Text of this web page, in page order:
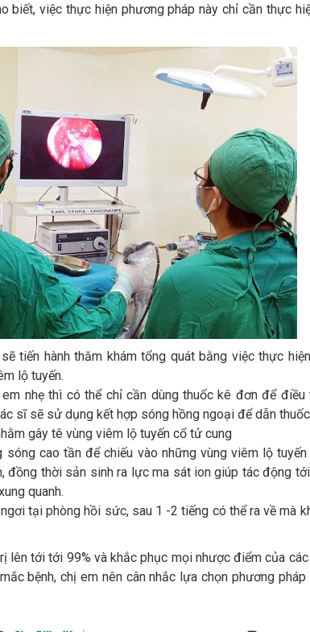
biết, việc thực hiện phương pháp này chỉ cần thực
tiến hành thăm khám tổng quát bằng việc thực
lộ tuyến.
nhẹ thì có thể chỉ cần dùng thuốc kê đơn để điều
sĩ sẽ sử dụng kết hợp sóng hồng ngoại để dẫn
gây tê vùng viêm lộ tuyến cổ tử cung
cao tần để chiếu vào những vùng viêm lộ tuyến
đồng thời sản sinh ra lực ma sát ion giúp tác động
quanh.
tại phòng hồi sức, sau 1 -2 tiếng có thể ra về mà
lên tới tới 99% và khắc phục mọi nhược điểm của
bệnh, chị em nên cân nhắc lựa chọn phương pháp